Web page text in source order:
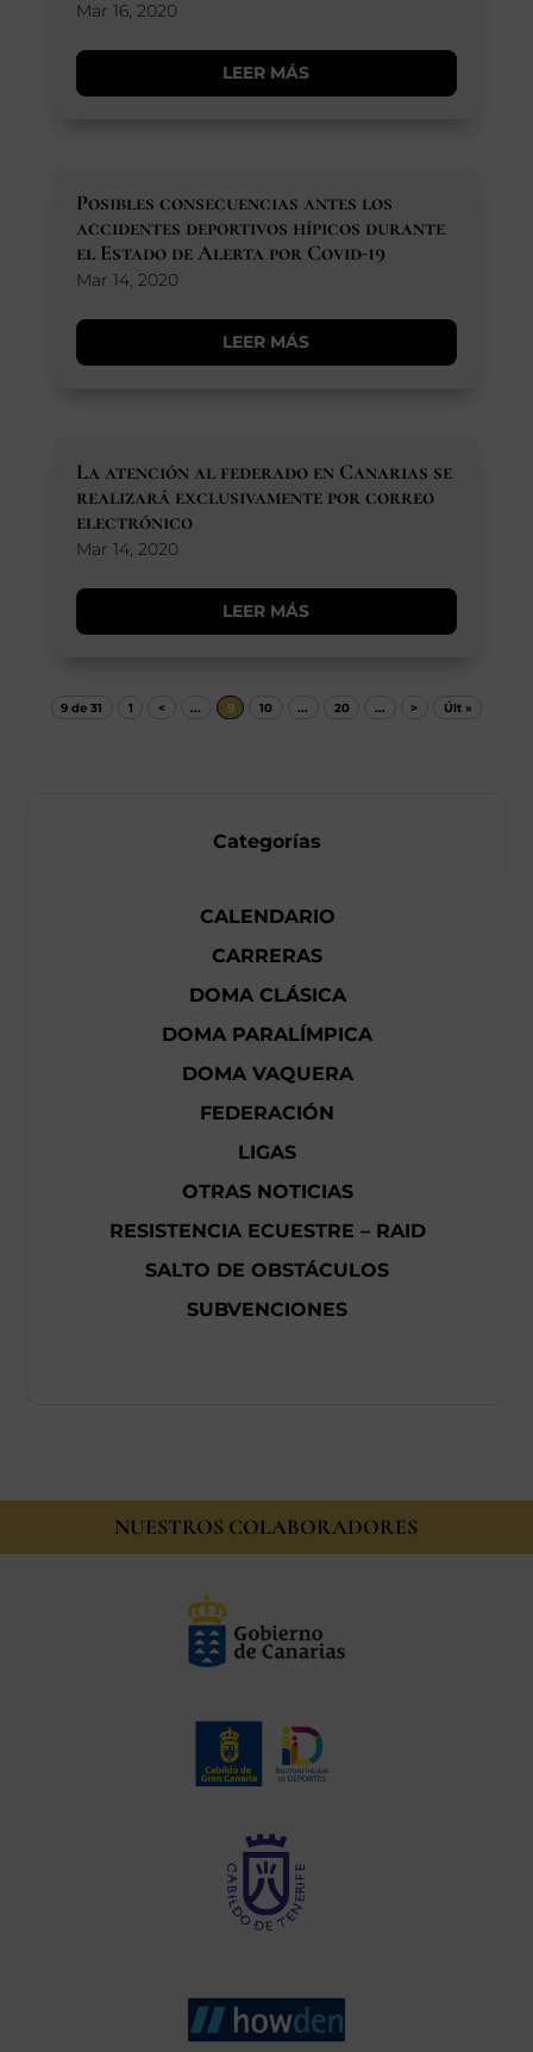
Mar 16, 2020
LEER MÁS
Posibles consecuencias antes los
accidentes deportivos hípicos durante
el Estado de Alerta por Covid-19
Mar 14, 2020
LEER MÁS
La atención al federado en Canarias se
realizará exclusivamente por correo
electrónico
Mar 14, 2020
LEER MÁS
9 de 31 1 < ... 9 10 ... 20 ... > Últ »
Categorías
CALENDARIO
CARRERAS
DOMA CLÁSICA
DOMA PARALÍMPICA
DOMA VAQUERA
FEDERACIÓN
LIGAS
OTRAS NOTICIAS
RESISTENCIA ECUESTRE – RAID
SALTO DE OBSTÁCULOS
SUBVENCIONES
NUESTROS COLABORADORES